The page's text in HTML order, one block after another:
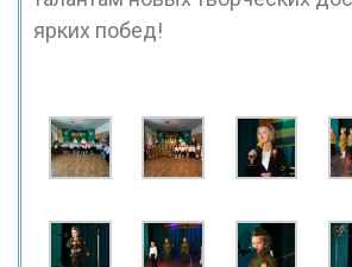
ярких побед!